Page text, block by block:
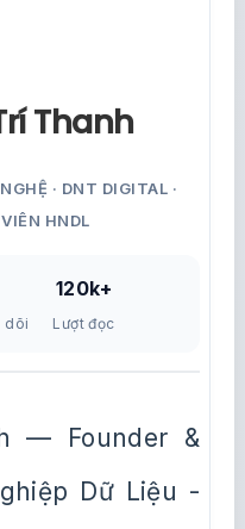
Thanh
· DNT DIGITAL ·
HNDL
dõi
120k+
Lượt đọc
— Founder &
Dữ Liệu -